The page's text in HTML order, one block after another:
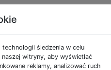
Tagi
śledzenia w celu
witryny, aby wyświetlać
reklamy, analizować ruch